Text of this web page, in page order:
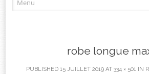
to
robe longue
PUBLISHED 15 JUILLET 2019AT 334 × 501IN